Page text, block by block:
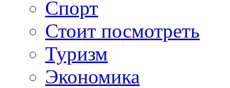
Спорт
Стоит посмотреть
Туризм
Экономика